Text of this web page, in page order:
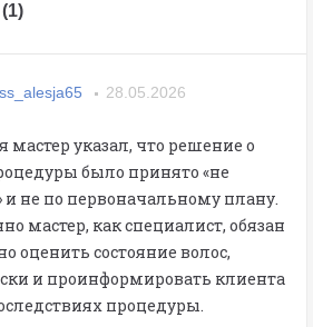
28.05.2026
мастер указал, что решение о
было принято «не
и не по первоначальному плану.
мастер, как специалист, обязан
оценить состояние волос,
и проинформировать клиента
процедуры.